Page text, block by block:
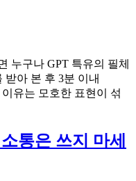
누구나 GPT 특유의 필체
아 본 후 3분 이내
유는 모호한 표현이 섞
통은 쓰지 마세